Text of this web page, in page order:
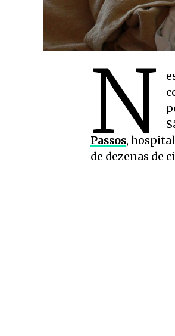
N
Passos,
de dezenas de